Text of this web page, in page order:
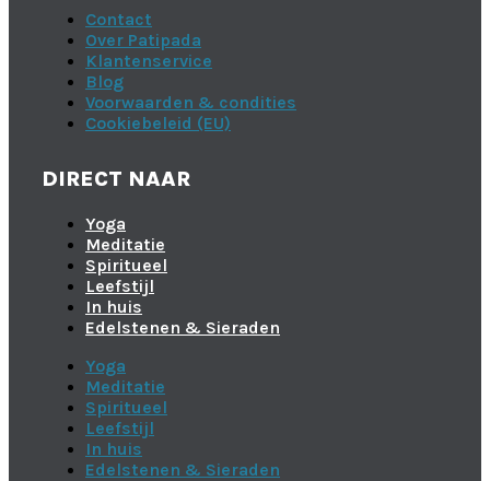
Contact
Over Patipada
Klantenservice
Blog
Voorwaarden & condities
Cookiebeleid (EU)
DIRECT NAAR
Yoga
Meditatie
Spiritueel
Leefstijl
In huis
Edelstenen & Sieraden
Yoga
Meditatie
Spiritueel
Leefstijl
In huis
Edelstenen & Sieraden